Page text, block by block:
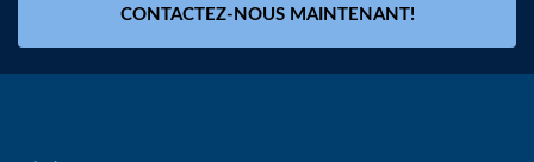
CONTACTEZ-NOUS MAINTENANT!